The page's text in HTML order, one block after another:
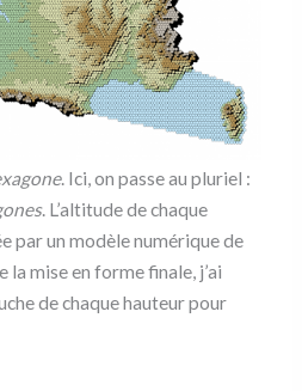
. Ici, on passe au pluriel :
. L’altitude de chaque
par un modèle numérique de
la mise en forme finale, j’ai
de chaque hauteur pour